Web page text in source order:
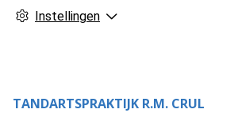
Instellingen
TANDARTSPRAKTIJK R.M. CRUL